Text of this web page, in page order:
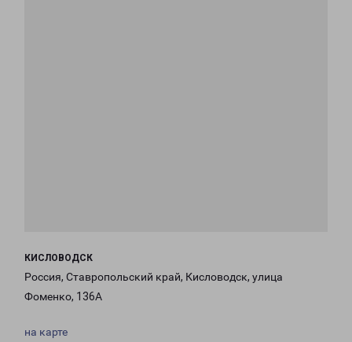
КИСЛОВОДСК
Россия, Ставропольский край, Кисловодск, улица
Фоменко, 136А
на карте